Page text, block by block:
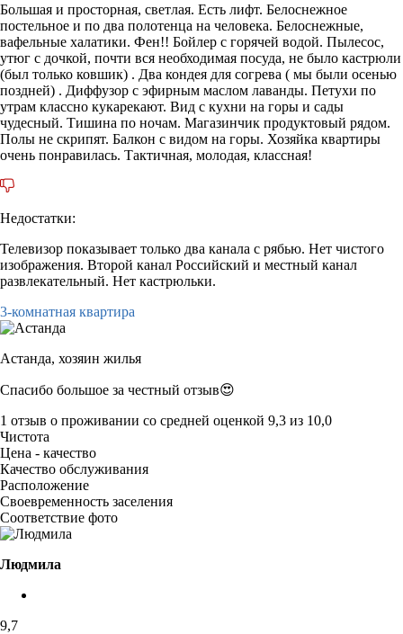
Большая и просторная, светлая. Есть лифт. Белоснежное
постельное и по два полотенца на человека. Белоснежные,
вафельные халатики. Фен!! Бойлер с горячей водой. Пылесос,
утюг с дочкой, почти вся необходимая посуда, не было кастрюли
(был только ковшик) . Два кондея для согрева ( мы были осенью
поздней) . Диффузор с эфирным маслом лаванды. Петухи по
утрам классно кукарекают. Вид с кухни на горы и сады
чудесный. Тишина по ночам. Магазинчик продуктовый рядом.
Полы не скрипят. Балкон с видом на горы. Хозяйка квартиры
очень понравилась. Тактичная, молодая, классная!
Недостатки:
Телевизор показывает только два канала с рябью. Нет чистого
изображения. Второй канал Российский и местный канал
развлекательный. Нет кастрюльки.
3-комнатная квартира
Астанда, хозяин жилья
Спасибо большое за честный отзыв😍
1 отзыв о проживании со средней оценкой 9,3 из 10,0
Чистота
Цена - качество
Качество обслуживания
Расположение
Своевременность заселения
Соответствие фото
Людмила
9,7